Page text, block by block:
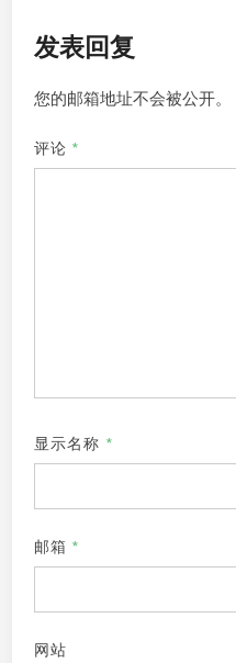
发表回复
您的邮箱地址不会被公开。
评论 *
显示名称 *
邮箱 *
网站